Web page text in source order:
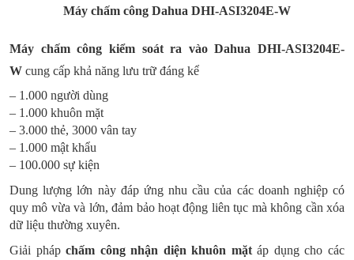
Máy chấm công Dahua DHI-ASI3204E-W
Máy chấm công kiểm soát ra vào Dahua DHI-ASI3204E-
W cung cấp khả năng lưu trữ đáng kể
– 1.000 người dùng
– 1.000 khuôn mặt
– 3.000 thẻ, 3000 vân tay
– 1.000 mật khẩu
– 100.000 sự kiện
Dung lượng lớn này đáp ứng nhu cầu của các doanh nghiệp có
quy mô vừa và lớn, đảm bảo hoạt động liên tục mà không cần xóa
dữ liệu thường xuyên.
Giải phápchấm công nhận diện khuôn mặtáp dụng cho các